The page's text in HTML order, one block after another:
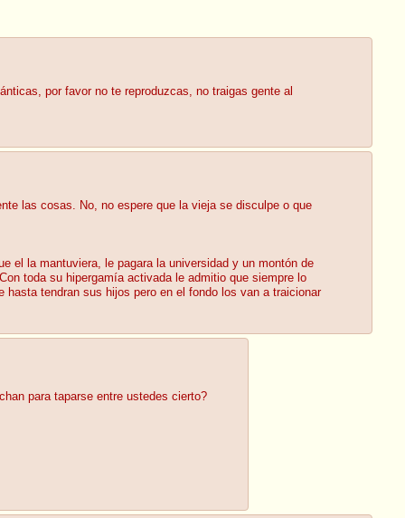
por favor no te reproduzcas, no traigas gente al
las cosas. No, no espere que la vieja se disculpe o que
el la mantuviera, le pagara la universidad y un montón de
toda su hipergamía activada le admitio que siempre lo
tendran sus hijos pero en el fondo los van a traicionar
para taparse entre ustedes cierto?